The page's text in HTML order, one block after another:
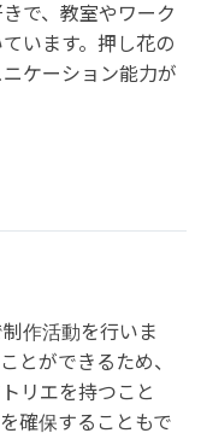
で、教室やワーク
います。押し花の
ケーション能力が
作活動を行いま
とができるため、
リエを持つこと
確保することもで